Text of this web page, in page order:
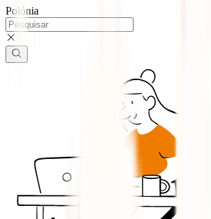
Polónia